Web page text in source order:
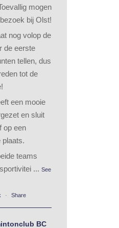
mogen
bij Olst!
nog volop de
de eerste
tellen, dus
tot de
een mooie
en sluit
op een
plaats.
teams
... See
· Share
BC